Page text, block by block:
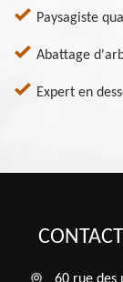
Paysagiste
Abattage
Expert en
CONTACT